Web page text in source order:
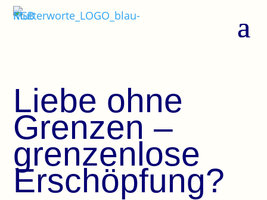
Liebe ohne
Grenzen –
grenzenlose
Erschöpfung?